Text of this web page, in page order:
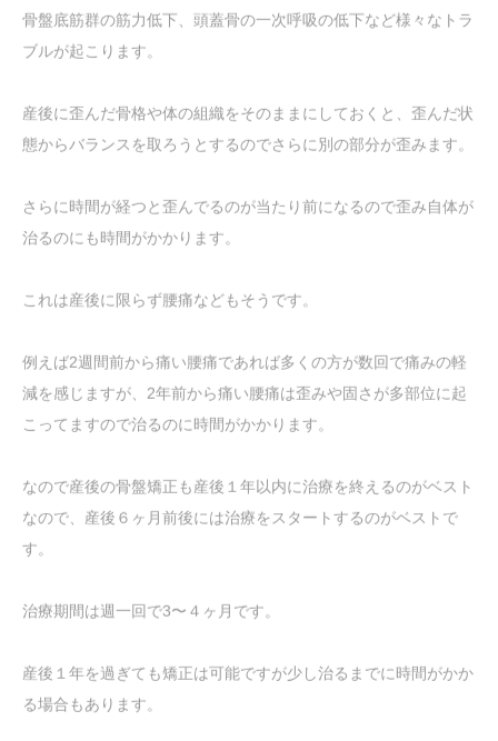
骨盤底筋群の筋力低下、頭蓋骨の一次呼吸の低下など様々なトラ
ブルが起こります。
産後に歪んだ骨格や体の組織をそのままにしておくと、歪んだ状
態からバランスを取ろうとするのでさらに別の部分が歪みます。
さらに時間が経つと歪んでるのが当たり前になるので歪み自体が
治るのにも時間がかかります。
これは産後に限らず腰痛などもそうです。
例えば2週間前から痛い腰痛であれば多くの方が数回で痛みの軽
減を感じますが、2年前から痛い腰痛は歪みや固さが多部位に起
こってますので治るのに時間がかかります。
なので産後の骨盤矯正も産後１年以内に治療を終えるのがベスト
なので、産後６ヶ月前後には治療をスタートするのがベストで
す。
治療期間は週一回で3〜４ヶ月です。
産後１年を過ぎても矯正は可能ですが少し治るまでに時間がかか
る場合もあります。